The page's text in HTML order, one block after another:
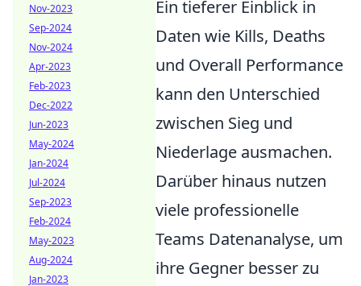
Ein tieferer Einblick in
Daten wie Kills, Deaths
und Overall Performance
kann den Unterschied
zwischen Sieg und
Niederlage ausmachen.
Darüber hinaus nutzen
viele professionelle
Teams Datenanalyse, um
ihre Gegner besser zu
Nov-2023
Sep-2024
Nov-2024
Apr-2023
Feb-2023
Dec-2022
Jun-2023
May-2024
Jan-2024
Jul-2024
Sep-2023
Feb-2024
May-2023
Aug-2024
Jan-2023